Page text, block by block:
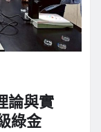
論與實
綠金